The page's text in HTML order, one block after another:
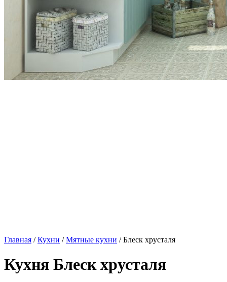
Главная /Кухни /Мятные кухни / Блеск хрусталя
Кухня Блеск хрусталя